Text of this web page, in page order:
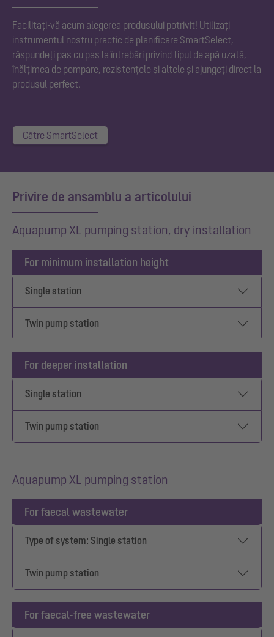
Facilitați-vă acum alegerea produsului potrivit! Utilizați
instrumentul nostru practic de planificare SmartSelect,
răspundeți pas cu pas la întrebări privind tipul de apă uzată,
înălțimea de pompare, rezistențele și altele și ajungeți direct la
produsul perfect.
Către SmartSelect
Privire de ansamblu a articolului
Aquapump XL pumping station, dry installation
For minimum installation height
Single station
Twin pump station
For deeper installation
Single station
Twin pump station
Aquapump XL pumping station
For faecal wastewater
Type of system: Single station
Twin pump station
For faecal-free wastewater